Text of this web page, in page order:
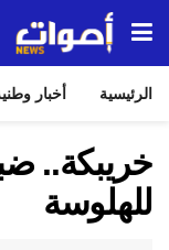
الرئيسية أخبار
خريبكة..
للهلوسة